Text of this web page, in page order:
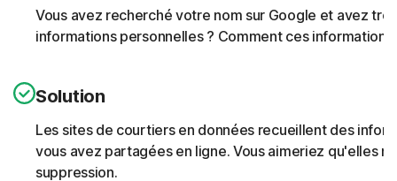
Vous avez recherché votre nom sur Google et avez
informations personnelles ? Comment ces
Solution
Les sites de courtiers en données recueillent des
vous avez partagées en ligne. Vous aimeriez qu'elles
suppression.